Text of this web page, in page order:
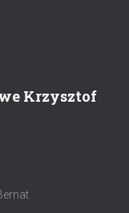
Krzysztof